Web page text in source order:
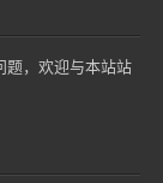
题，欢迎与本站站